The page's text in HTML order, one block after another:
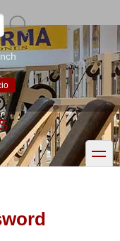
toggle